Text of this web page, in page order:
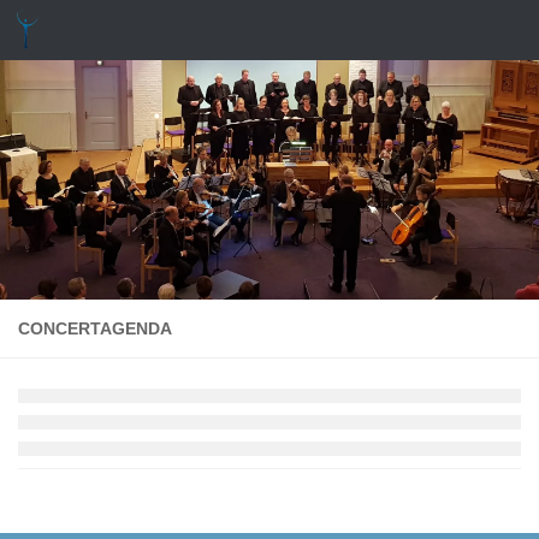
CONCERTAGENDA